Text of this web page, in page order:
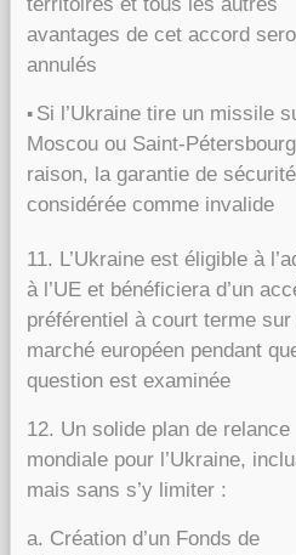
avantages de cet accord
annulés
▪️ Si l’Ukraine tire un missile
Moscou ou Saint-
raison, la garantie de
considérée comme invalide
11. L’Ukraine est éligible à
à l’UE et bénéficiera d’un
préférentiel à court terme sur
marché européen pendant
question est examinée
12. Un solide plan de relance
mondiale pour l’Ukraine,
mais sans s’y limiter :
a. Création d’un Fonds de